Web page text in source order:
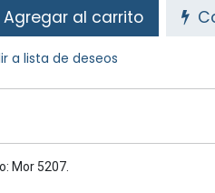
Agregar al carrito
a lista de deseos
Mor 5207.